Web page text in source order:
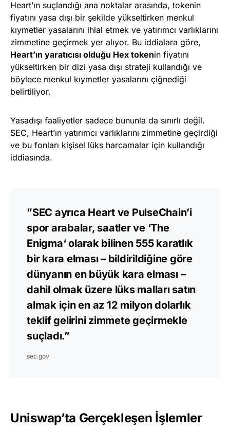
Heart’ın suçlandığı ana noktalar arasında, tokenin
fiyatını yasa dışı bir şekilde yükseltirken menkul
kıymetler yasalarını ihlal etmek ve yatırımcı varlıklarını
zimmetine geçirmek yer alıyor. Bu iddialara göre,
Heart’ın yaratıcısı olduğu Hex tokenin fiyatını
yükseltirken bir dizi yasa dışı strateji kullandığı ve
böylece menkul kıymetler yasalarını çiğnediği
belirtiliyor.
Yasadışı faaliyetler sadece bununla da sınırlı değil.
SEC, Heart’ın yatırımcı varlıklarını zimmetine geçirdiği
ve bu fonları kişisel lüks harcamalar için kullandığı
iddiasında.
”SEC ayrıca Heart ve PulseChain’i
spor arabalar, saatler ve ‘The
Enigma‘ olarak bilinen 555 karatlık
bir kara elması – bildirildiğine göre
dünyanın en büyük kara elması –
dahil olmak üzere lüks malları satın
almak için en az 12 milyon dolarlık
teklif gelirini zimmete geçirmekle
suçladı.”
sec.gov
Uniswap’ta Gerçekleşen İşlemler